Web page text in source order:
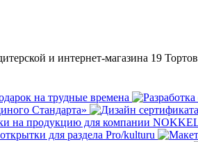
и интернет-магазина 19 Тортов